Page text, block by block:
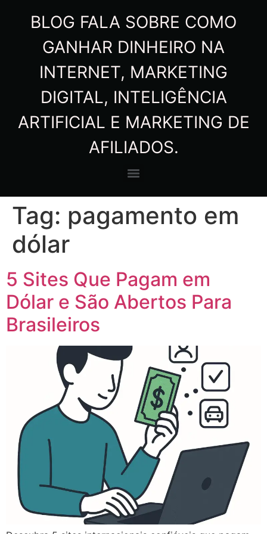
BLOG FALA SOBRE COMO
GANHAR DINHEIRO NA
INTERNET, MARKETING
DIGITAL, INTELIGÊNCIA
ARTIFICIAL E MARKETING DE
AFILIADOS.
Tag: pagamento em
dólar
5 Sites Que Pagam em
Dólar e São Abertos Para
Brasileiros